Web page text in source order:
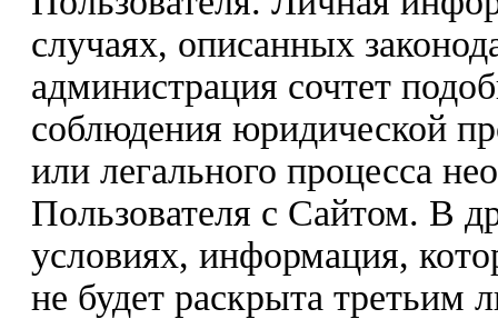
случаях, описанных
администрация сочтет
соблюдения юридической
или легального процесса
Пользователя с Сайтом. В
условиях, информация,
не будет раскрыта третьим